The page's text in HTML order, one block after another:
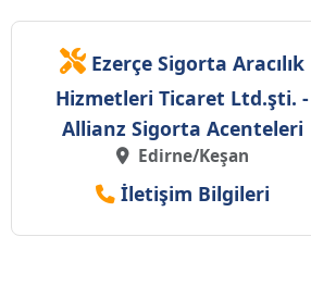
Ezerçe Sigorta Aracılık
Hizmetleri Ticaret Ltd.şti. -
Allianz Sigorta Acenteleri
Edirne/Keşan
İletişim Bilgileri